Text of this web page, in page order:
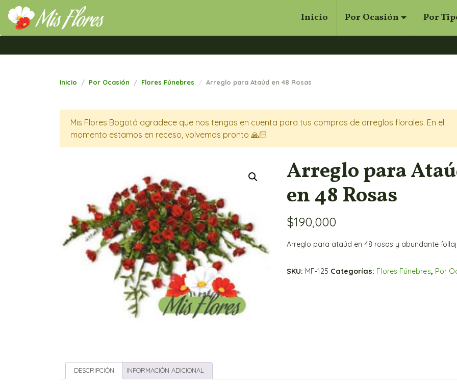
Inicio Por Ocasión Por
Cerrar
Buscar
Inicio Por Ocasión Flores Fúnebres Arreglo para Ataúd en 48 Rosas
Mis Flores Bogotá agradece que nos tengas en cuenta para tus compras de arreglos florales. En el
momento estamos en receso, volvemos pronto 🙏🏻
Arreglo para
en 48 Rosas
$190,000
Arreglo para ataúd en 48 rosas y abundante
SKU: MF-125 Categorías: Flores Fúnebres, Por
DESCRIPCIÓN INFORMACIÓN ADICIONAL